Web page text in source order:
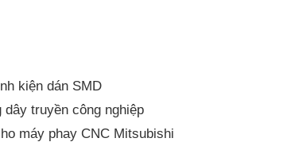
kiện dán SMD
truyền công nghiệp
máy phay CNC Mitsubishi